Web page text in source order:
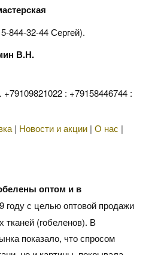
844-32-44 Сергей).
В.Н.
: +79158446744 :
| Новости и акции | О нас |
оптом и в
году с целью оптовой продажи
тканей (гобеленов). В
показало, что спросом